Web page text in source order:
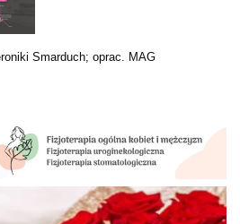
Smarduch; oprac. MAG